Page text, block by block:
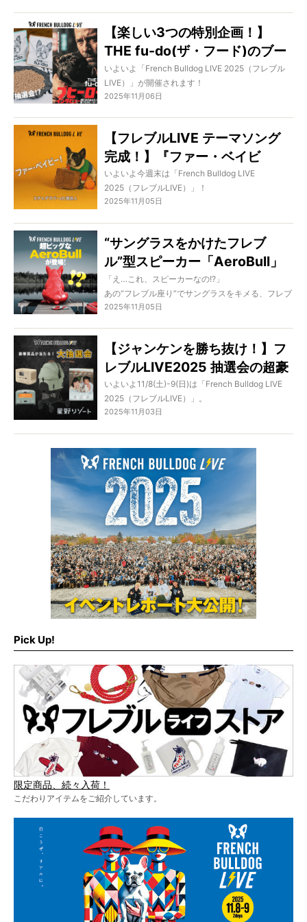
楽しみながら行う筋力トレーニングの様子や、成
長期からの適切な運動の大切さを伺いました。
愛犬と一緒に、健やかで笑顔あふれる毎日を送る
ヒントが詰まった現場レポートです。
今回ご紹介するのは、そんなカングーの楽しさを
さらに広げる純正アクセサリー
「#KANGOODs」。
個性豊かなデコパネルや、愛ブヒがリラックスで
きるリヤシートバッグ、上質で遊び心あふれる
デザイン」のアイテムも登場！
ドライブが一段とワクワクする、特別なアイテム
が揃っています。
#KANGOODs と一緒に、カングーと、もっと遊ぼ
う！
【楽しい3つの特別企画！】
THE fu-do(ザ・フード)のブー
スが史上最高です！【フレブル
LIVE】
いよいよ「French Bulldog LIVE 2025（フレブル
LIVE）」が開催されます！
ス情報。
今年は、史上最大のスペシャル企画をご用意しま
した。
たちだからこそ、
オーナーさんと愛ブヒに喜んでもらいたい──。
そんな想いをぎゅっと詰め込んだ、3つの限定企画
が登場します。
「French Bulldog LIVE 2025（フレブルLIVE）」
でしか体験できない特別な時間を、ぜひ、一緒に
楽しみましょう！
2025年11月06日
【フレブルLIVE テーマソング
完成！】『ファー・ベイビ
ー！』スチャダラパー＆七尾旅
人
いよいよ今週末は「French Bulldog LIVE
2025（フレブルLIVE）」！
スチャダラパー＆七尾旅人がすべてのドッグラバ
ーにおくる、渾身の一曲『ファー・ベイビ
ー！』。
フレブルLIVEに参加される方もそうでない方も、
も。
ひとりでも多くの子に、この歌が届きますよう
に。
2025年11月05日
“サングラスをかけたフレブ
ル”型スピーカー「AeroBull」
が、フレブルオーナーの心を掴
んで離さない理由。
「え…これ、スピーカーなの!?」
あの“フレブル座り”でサングラスをキメる、フレブ
ル型スピーカー「AeroBull」。
ウンド。
フレブルオーナーの心を掴んで離さない、ワイヤ
レススピーカー「AeroBull」をご紹介します！
さらに「フレブルLIVE2025」には、なんと「全長
イベント限定のお得なキャンペーン情報もありま
すので、最後までお見逃しなく。
（PR：モダニティ株式会社）
2025年11月05日
【ジャンケンを勝ち抜け！】フ
レブルLIVE2025 抽選会の超豪
華賞品ラインナップ！
いよいよ11/8(土)-9(日)は「French Bulldog LIVE
2025（フレブルLIVE）」。
ロッチさんとジャンケンをして勝ち残った皆さま
には、今年もスペシャルなプレゼントをご用意し
ています！
2025年11月03日
Pick Up!
限定商品、続々入荷！
こだわりアイテムをご紹介しています。